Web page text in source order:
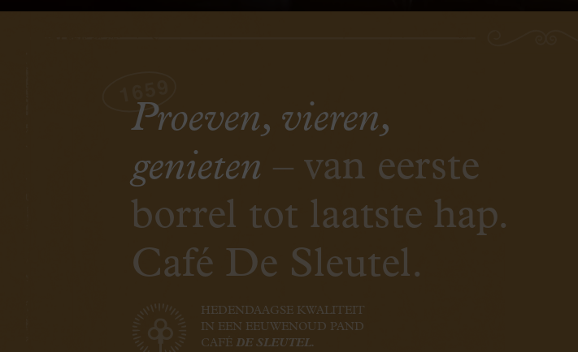
Proeven, vieren,
genieten – van eerste
borrel tot laatste hap.
Café De Sleutel.
HEDENDAAGSE KWALITEIT
IN EEN EEUWENOUD PAND
CAFÉ DE SLEUTEL.